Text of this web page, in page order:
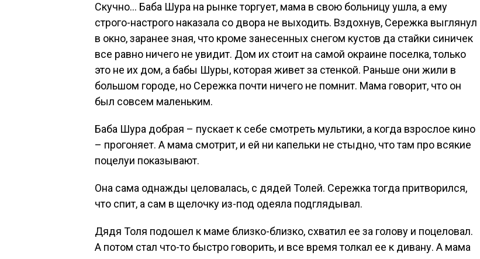
Скучно… Баба Шура на рынке торгует, мама в свою больницу ушла, а ему
строго-настрого наказала со двора не выходить. Вздохнув, Сережка выглянул
в окно, заранее зная, что кроме занесенных снегом кустов да стайки синичек
все равно ничего не увидит. Дом их стоит на самой окраине поселка, только
это не их дом, а бабы Шуры, которая живет за стенкой. Раньше они жили в
большом городе, но Сережка почти ничего не помнит. Мама говорит, что он
был совсем маленьким.
Баба Шура добрая – пускает к себе смотреть мультики, а когда взрослое кино
– прогоняет. А мама смотрит, и ей ни капельки не стыдно, что там про всякие
поцелуи показывают.
Она сама однажды целовалась, с дядей Толей. Сережка тогда притворился,
что спит, а сам в щелочку из-под одеяла подглядывал.
Дядя Толя подошел к маме близко-близко, схватил ее за голову и поцеловал.
А потом стал что-то быстро говорить, и все время толкал ее к дивану. А мама